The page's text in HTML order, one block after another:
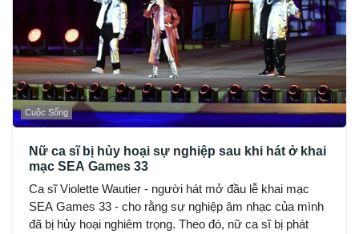
Cuộc Sống
Nữ ca sĩ bị hủy hoại sự nghiệp sau khi hát ở khai
mạc SEA Games 33
Ca sĩ Violette Wautier - người hát mở đầu lễ khai mạc
SEA Games 33 - cho rằng sự nghiệp âm nhạc của mình
đã bị hủy hoại nghiêm trọng. Theo đó, nữ ca sĩ bị phát